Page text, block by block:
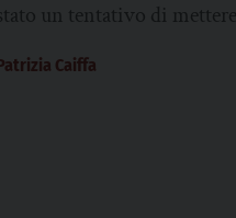
un tentativo di
Caiffa